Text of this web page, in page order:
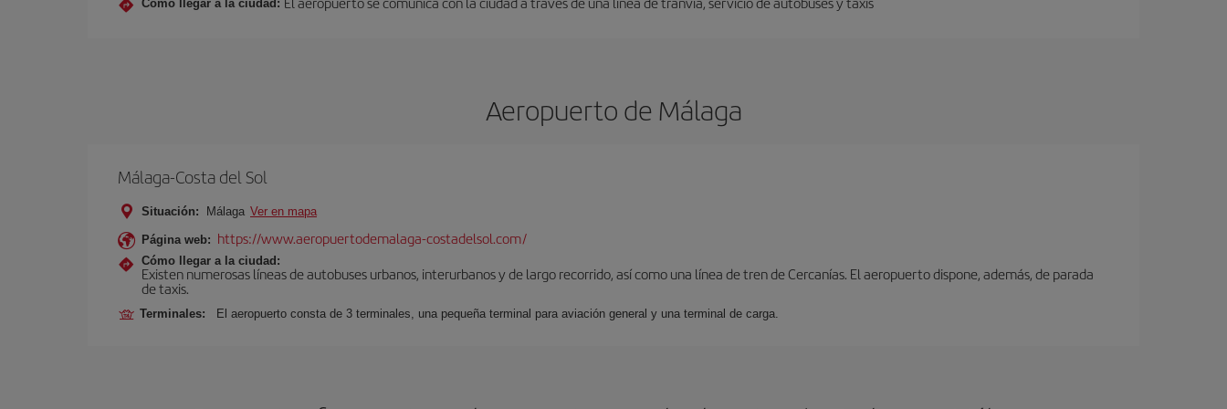
Cómo llegar a la ciudad:
Aeropuerto de Málaga
Málaga-Costa del Sol
Situación: Málaga Ver en mapa
Página web: https://www.aeropuertodemalaga-costadelsol.com/
Cómo llegar a la ciudad:
Existen numerosas líneas de autobuses urbanos, interurbanos y de largo recorrido, así como una línea de tren de Cercanías. El aeropuerto dispone, además, de parada
de taxis.
Terminales: El aeropuerto consta de 3 terminales, una pequeña terminal para aviación general y una terminal de carga.